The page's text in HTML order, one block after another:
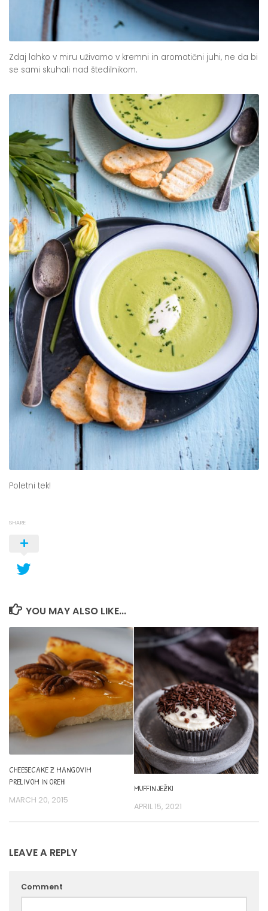
Zdaj lahko v miru uživamo v kremni in aromatični juhi, ne da bi
se sami skuhali nad štedilnikom.
Poletni tek!
SHARE
YOU MAY ALSO LIKE...
CHEESECAKE Z MANGOVIM
PRELIVOM IN OREHI
MARCH 20, 2015
MUFFIN JEŽKI
APRIL 15, 2021
LEAVE A REPLY
Comment